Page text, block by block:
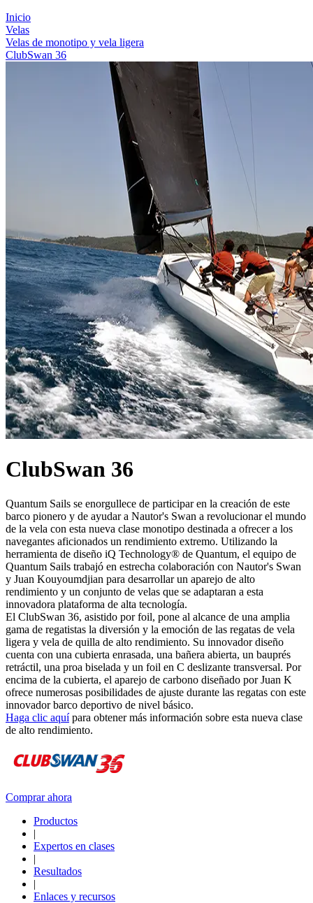
Inicio
Velas
Velas de monotipo y vela ligera
ClubSwan 36
ClubSwan 36
Quantum Sails se enorgullece de participar en la creación de este
barco pionero y de ayudar a Nautor's Swan a revolucionar el mundo
de la vela con esta nueva clase monotipo destinada a ofrecer a los
navegantes aficionados un rendimiento extremo. Utilizando la
herramienta de diseño iQ Technology® de Quantum, el equipo de
Quantum Sails trabajó en estrecha colaboración con Nautor's Swan
y Juan Kouyoumdjian para desarrollar un aparejo de alto
rendimiento y un conjunto de velas que se adaptaran a esta
innovadora plataforma de alta tecnología.
El ClubSwan 36, asistido por foil, pone al alcance de una amplia
gama de regatistas la diversión y la emoción de las regatas de vela
ligera y vela de quilla de alto rendimiento. Su innovador diseño
cuenta con una cubierta enrasada, una bañera abierta, un bauprés
retráctil, una proa biselada y un foil en C deslizante transversal. Por
encima de la cubierta, el aparejo de carbono diseñado por Juan K
ofrece numerosas posibilidades de ajuste durante las regatas con este
innovador barco deportivo de nivel básico.
Haga clic aquípara obtener más información sobre esta nueva clase
de alto rendimiento.
Comprar ahora
Productos
|
Expertos en clases
|
Resultados
|
Enlaces y recursos